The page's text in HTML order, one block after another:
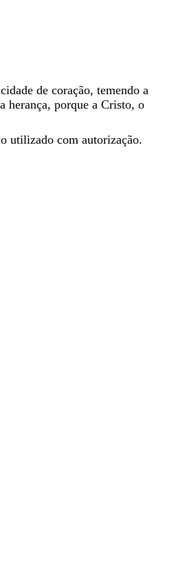
de coração, temendo a
herança, porque a Cristo, o
utilizado com autorização.